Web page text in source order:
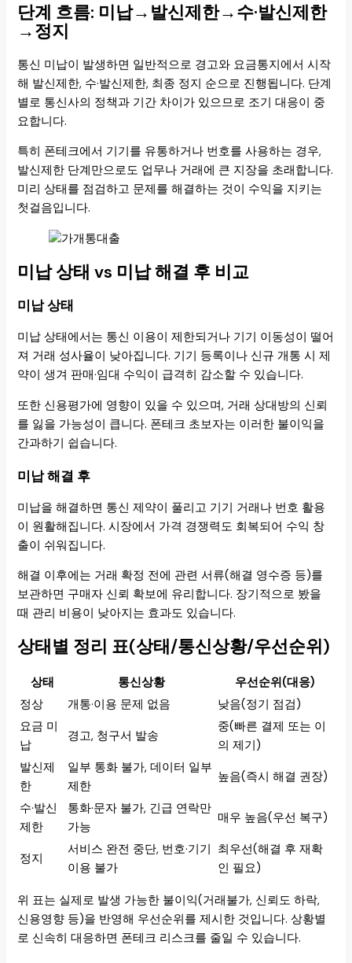
단계 흐름: 미납→발신제한→수·발신제한
→정지
통신 미납이 발생하면 일반적으로 경고와 요금통지에서 시작
해 발신제한, 수·발신제한, 최종 정지 순으로 진행됩니다. 단계
별로 통신사의 정책과 기간 차이가 있으므로 조기 대응이 중
요합니다.
특히 폰테크에서 기기를 유통하거나 번호를 사용하는 경우,
발신제한 단계만으로도 업무나 거래에 큰 지장을 초래합니다.
미리 상태를 점검하고 문제를 해결하는 것이 수익을 지키는
첫걸음입니다.
미납 상태 vs 미납 해결 후 비교
미납 상태
미납 상태에서는 통신 이용이 제한되거나 기기 이동성이 떨어
져 거래 성사율이 낮아집니다. 기기 등록이나 신규 개통 시 제
약이 생겨 판매·임대 수익이 급격히 감소할 수 있습니다.
또한 신용평가에 영향이 있을 수 있으며, 거래 상대방의 신뢰
를 잃을 가능성이 큽니다. 폰테크 초보자는 이러한 불이익을
간과하기 쉽습니다.
미납 해결 후
미납을 해결하면 통신 제약이 풀리고 기기 거래나 번호 활용
이 원활해집니다. 시장에서 가격 경쟁력도 회복되어 수익 창
출이 쉬워집니다.
해결 이후에는 거래 확정 전에 관련 서류(해결 영수증 등)를
보관하면 구매자 신뢰 확보에 유리합니다. 장기적으로 봤을
때 관리 비용이 낮아지는 효과도 있습니다.
상태별 정리 표(상태/통신상황/우선순위)
상태 통신상황
우선순위(대응)
정상
개통·이용 문제 없음
낮음(정기 점검)
요금 미
납
경고, 청구서 발송
중(빠른 결제 또는 이
의 제기)
발신제
한
일부 통화 불가, 데이터 일부
제한
높음(즉시 해결 권장)
수·발신
제한
통화·문자 불가, 긴급 연락만
가능
매우 높음(우선 복구)
정지
서비스 완전 중단, 번호·기기
이용 불가
최우선(해결 후 재확
인 필요)
위 표는 실제로 발생 가능한 불이익(거래불가, 신뢰도 하락,
신용영향 등)을 반영해 우선순위를 제시한 것입니다. 상황별
로 신속히 대응하면 폰테크 리스크를 줄일 수 있습니다.